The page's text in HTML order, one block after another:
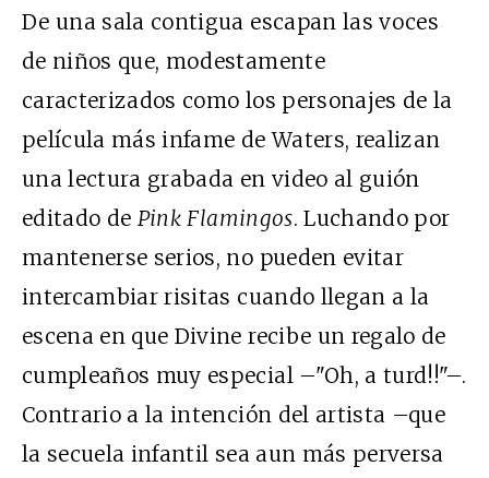
De una sala contigua escapan las voces
de niños que, modestamente
caracterizados como los personajes de la
película más infame de Waters, realizan
una lectura grabada en video al guión
editado de Pink Flamingos. Luchando por
mantenerse serios, no pueden evitar
intercambiar risitas cuando llegan a la
escena en que Divine recibe un regalo de
cumpleaños muy especial –"Oh, a turd!!"–.
Contrario a la intención del artista –que
la secuela infantil sea aun más perversa